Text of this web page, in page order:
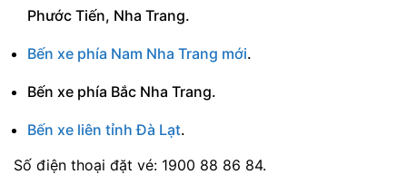
Phước Tiến, Nha Trang.
Bến xe phía Nam Nha Trang mới.
Bến xe phía Bắc Nha Trang.
Bến xe liên tỉnh Đà Lạt.
Số điện thoại đặt vé: 1900 88 86 84.